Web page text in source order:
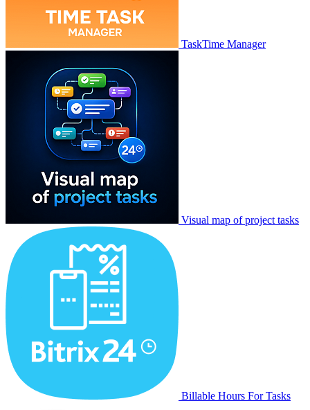
TaskTime Manager
Visual map of project tasks
Billable Hours For Tasks